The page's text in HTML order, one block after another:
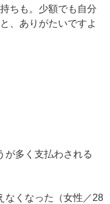
ちも。少額でも自分
、ありがたいですよ
が多く支払わされる
なくなった（女性／28